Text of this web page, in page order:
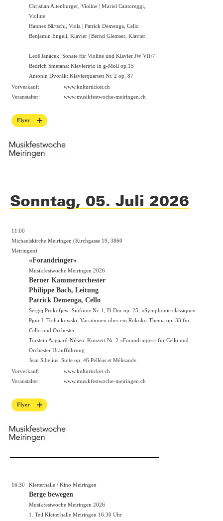
Christian Altenburger, Violine | Muriel Cantoreggi,
Violine
Hannes Bärtschi, Viola | Patrick Demenga, Cello
Benjamin Engeli, Klavier | Bernd Glemser, Klavier
Leoš Janácek: Sonate für Violine und Klavier JW VII/7
Bedrich Smetana: Klaviertrio in g-Moll op.15
Antonín Dvorák: Klavierquartett Nr. 2 op. 87
Vorverkauf:
www.kulturticket.ch
Veranstalter:
www.musikfestwoche-meiringen.ch
Flyer
Sonntag, 05. Juli 2026
11:00
Michaelskirche Meiringen (Kirchgasse 19, 3860
Meiringen)
«Forandringer»
Musikfestwoche Meiringen 2026
Berner Kammerorchester
Philippe Bach, Leitung
Patrick Demenga, Cello
Sergej Prokofjew: Sinfonie Nr. 1, D-Dur op. 25, «Symphonie classique»
Pjotr I. Tschaikowski: Variationen über ein Rokoko-Thema op. 33 für
Cello und Orchester
Torstein Aagaard-Nilsen: Konzert Nr. 2 «Forandringer» für Cello und
Orchester Uraufführung
Jean Sibelius: Suite op. 46 Pelléas et Mélisande
Vorverkauf:
www.kulturticket.ch
Veranstalter:
www.musikfestwoche-meiringen.ch
Flyer
16:30 Kletterhalle / Kino Meiringen
Berge bewegen
Musikfestwoche Meiringen 2026
1. Teil Kletterhalle Meiringen 16.30 Uhr